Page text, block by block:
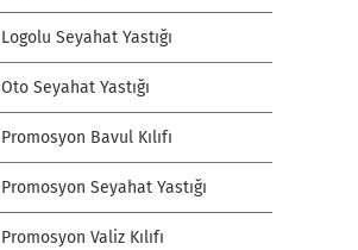
Logolu Seyahat Yastığı
Oto Seyahat Yastığı
Promosyon Bavul Kılıfı
Promosyon Seyahat Yastığı
Promosyon Valiz Kılıfı